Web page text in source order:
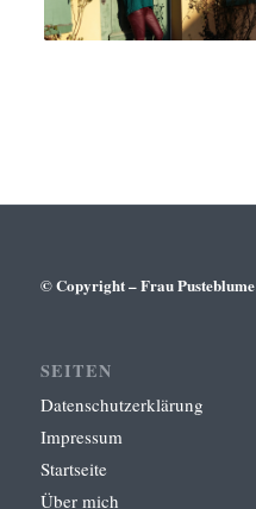
© Copyright – Frau Pusteblume
SEITEN
Datenschutzerklärung
Impressum
Startseite
Über mich